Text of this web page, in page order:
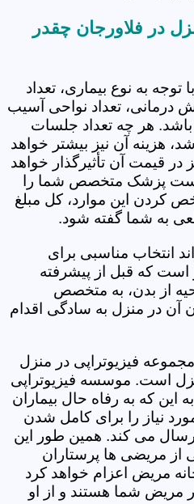
در فلاورجان چقدر
توجه به نوع بیماری، تعداد
درمانی، تعداد نواحی آسیب
هر چه تعداد جلسات
هزینه آن نیز بیشتر خواهد
قیمت آن تأثیرگذار خواهد
است پزشک متخصص شما را
کردن این موارد، کل مبلغ
به شما گفته شود.
انتخاب مناسبی برای
است که قبل از پیشرفته
از بدن، به متخصص
آن در منزل به سادگی اقدام
فیزیوتراپی در منزل
است. موسسه فیزیوتراپی
این که به رفاه حال بیماران
نیاز را برای کامل شدن
ارسال می کند. همین طور این
مریضی ها پرستاران
مریض اعزام خواهد کرد
مریض شما هستند و از او